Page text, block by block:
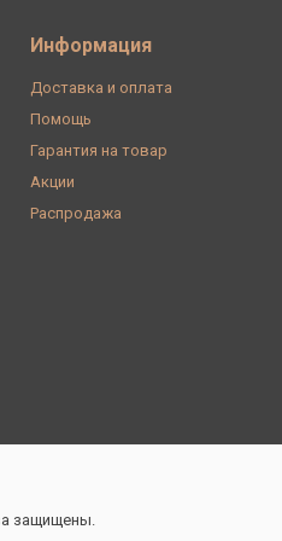
Информация
Доставка и оплата
Помощь
Гарантия на товар
Акции
Распродажа
защищены.